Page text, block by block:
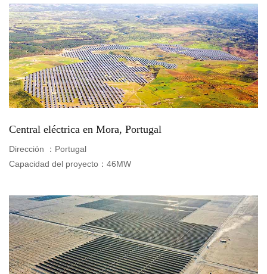
Central eléctrica en Mora, Portugal
Dirección ： Portugal
Capacidad del proyecto： 46MW